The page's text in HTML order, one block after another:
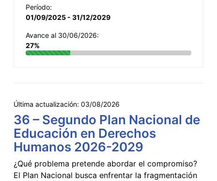
Período:
01/09/2025 - 31/12/2029
Avance al 30/06/2026:
27%
Última actualización: 03/08/2026
36 – Segundo Plan Nacional de
Educación en Derechos
Humanos 2026-2029
¿Qué problema pretende abordar el compromiso?
El Plan Nacional busca enfrentar la fragmentación